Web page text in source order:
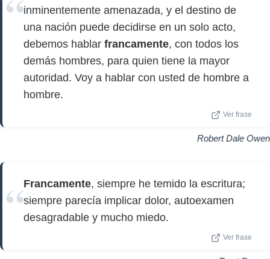
inminentemente amenazada, y el destino de
una nación puede decidirse en un solo acto,
debemos hablar francamente, con todos los
demás hombres, para quien tiene la mayor
autoridad. Voy a hablar con usted de hombre a
hombre.
Ver frase
Robert Dale Owen
Francamente, siempre he temido la escritura;
siempre parecía implicar dolor, autoexamen
desagradable y mucho miedo.
Ver frase